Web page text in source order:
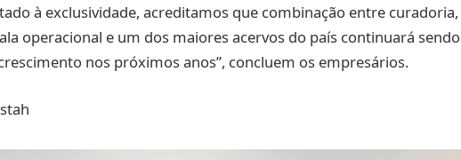
à exclusividade, acreditamos que combinação entre curadoria,
operacional e um dos maiores acervos do país continuará sendo
nos próximos anos”, concluem os empresários.